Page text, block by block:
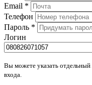
Email *
Телефон
Пароль *
Логин
Вы можете указать отдельный
входа.